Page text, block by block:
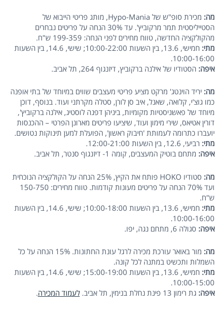
מה:
מכירת סופ"ש של Hypo-Mania, מותג פריטי הייבוא של
הסטייליסטית תמר מרקוביץ'. עד 30% הנחה על פריטים נבחרים
מהקולקציה החדשה, טווח מחירים לפני הנחה: 199-359 ש"ח.
מתי:
חמישי, 13.6, בין השעות 10:00-22:00; שישי, 14.6, בין השעות
10:00-16:00.
איפה: הסטודיו של אילנה ברקוביץ, דיזנגוף 264, תל אביב.
מה:יריד הוינטג' מרקט מציע פריטי מעצבים שווים במיוחד של בתי אופנה
כמו גוצ'י, קלואה, שאנל, איב סן לורן, סטלה מקרתני ועוד. בנוסף, דוכן
מיוחד של פאשניסטיות מקומיות, ביניהן דפנה לוסטיג, אילנה ברקוביץ',
דורין אטיאס, שירי מימון ועוד, שיציעו פריטים מארונן הפרטי – ההכנסות
יועברו כתרומה לעמותת 'חיבוק ראשון', הפועלת למען תינוקות נטושים.
מתי: רביעי, 12.6, בין השעות 12:00-21:00.
איפה: מתחם בוטיק המעצבים, קומה 1- דיזנגוף סנטר, תל אביב.
מה:
סטודיו HOKO פותח את הקיץ, 25% הנחה על הקולקציה הנוכחית
ועד 70% הנחה על פריטים מעונות קודמות. טווח מחירים: 150-750
ש"ח.
מתי:
חמישי, 13.6, בין השעות 10:00-18:00; שישי, 14.6, בין השעות
10:00-16:00.
איפה: סגולה 6, מתחם נגה, יפו.
מה:
מור באואר עורכת מכירה לרגל עונת החתונות. 15% הנחה על כל
השמלות ותכשיט במתנה לכל קונה.
מתי:
חמישי, 13.6, בין השעות 15:00-19:00; שישי, 14.6, בין השעות
10:00-15:00.
איפה: גת רימון 13 פינת נחלת בנימין, תל אביב. לעמוד המכירה.